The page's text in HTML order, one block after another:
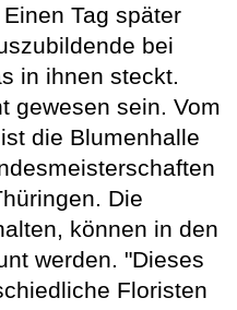
Tag später
bei
in ihnen steckt.
gewesen sein. Vom
die Blumenhalle
Die
können in den
werden. "Dieses
Floristen